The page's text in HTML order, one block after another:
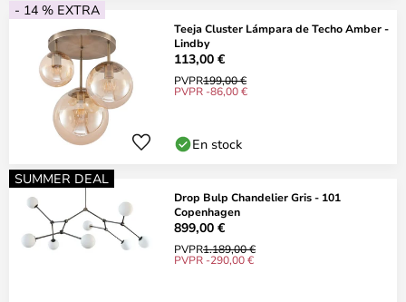
- 14 % EXTRA
Teeja Cluster Lámpara de Techo Amber -
Lindby
113,00 €
PVPR199,00 €
PVPR -86,00 €
En stock
SUMMER DEAL
Drop Bulp Chandelier Gris - 101
Copenhagen
899,00 €
PVPR1.189,00 €
PVPR -290,00 €